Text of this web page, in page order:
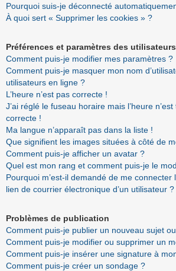
Pourquoi suis-je déconnecté
À quoi sert « Supprimer les cookies » ?
Préférences et paramètres des utilisateurs
Comment puis-je modifier mes paramètres ?
Comment puis-je masquer mon nom
utilisateurs en ligne ?
L’heure n’est pas correcte !
J’ai réglé le fuseau horaire mais l’heure
correcte !
Ma langue n’apparaît pas dans la liste !
Que signifient les images situées à côté de
Comment puis-je afficher un avatar ?
Quel est mon rang et comment puis-je le
Pourquoi m’est-il demandé de me
lien de courrier électronique d’un utilisateur ?
Problèmes de publication
Comment puis-je publier un nouveau sujet
Comment puis-je modifier ou supprimer un
Comment puis-je insérer une signature à
Comment puis-je créer un sondage ?